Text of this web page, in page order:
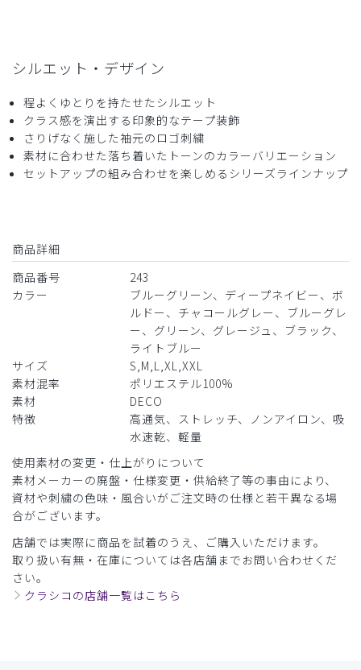
シルエット・デザイン
程よくゆとりを持たせたシルエット
クラス感を演出する印象的なテープ装飾
さりげなく施した袖元のロゴ刺繍
素材に合わせた落ち着いたトーンのカラーバリエーション
セットアップの組み合わせを楽しめるシリーズラインナップ
商品詳細
商品番号
243
カラー
ブルーグリーン、ディープネイビー、ボ
ルドー、チャコールグレー、ブルーグレ
ー、グリーン、グレージュ、ブラック、
ライトブルー
サイズ
S,M,L,XL,XXL
素材混率
ポリエステル100%
素材
DECO
特徴
高通気、ストレッチ、ノンアイロン、吸
水速乾、軽量
使用素材の変更・仕上がりについて
素材メーカーの廃盤・仕様変更・供給終了等の事由により、
資材や刺繍の色味・風合いがご注文時の仕様と若干異なる場
合がございます。
店舗では実際に商品を試着のうえ、ご購入いただけます。
取り扱い有無・在庫については各店舗までお問い合わせくだ
さい。
クラシコの店舗一覧はこちら